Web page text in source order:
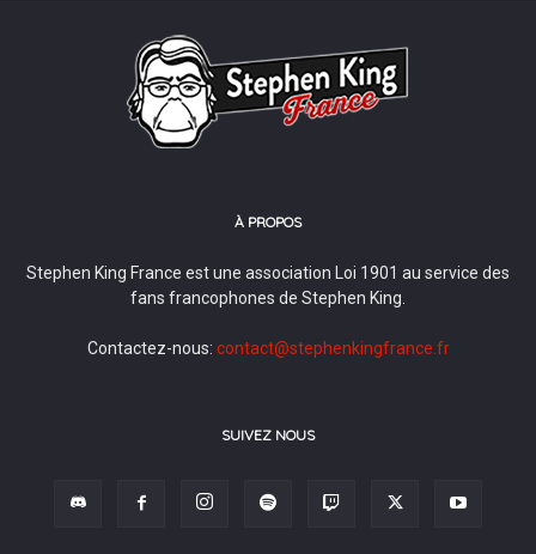
À PROPOS
Stephen King France est une association Loi 1901 au service des
fans francophones de Stephen King.
Contactez-nous: contact@stephenkingfrance.fr
SUIVEZ NOUS